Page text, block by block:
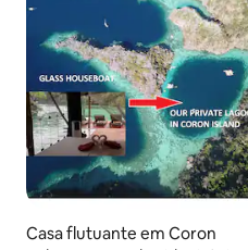
Casa flutuante em Coron